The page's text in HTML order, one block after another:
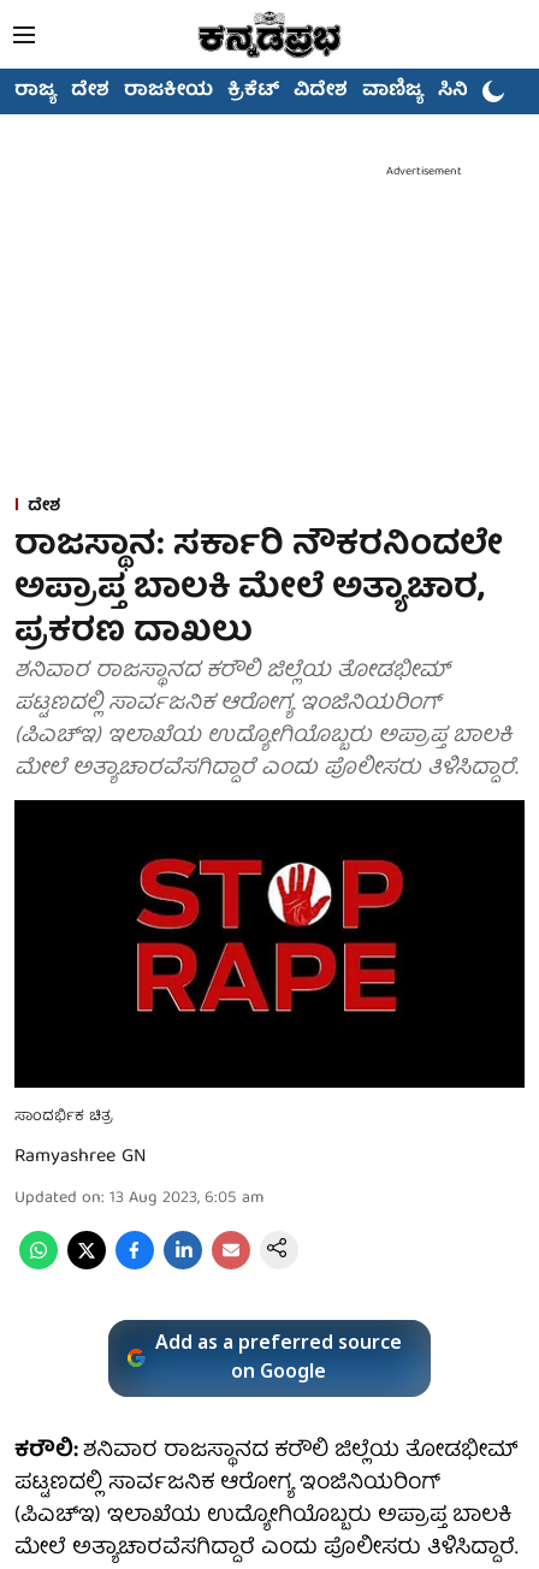
ರಾಜ್ಯ ದೇಶ ರಾಜಕೀಯ ಕ್ರಿಕೆಟ್ ವಿದೇಶ ವಾಣಿಜ್ಯ ಸಿನಿಮಾ
Advertisement
ದೇಶ
ರಾಜಸ್ಥಾನ: ಸರ್ಕಾರಿ ನೌಕರನಿಂದಲೇ
ಅಪ್ರಾಪ್ತ ಬಾಲಕಿ ಮೇಲೆ ಅತ್ಯಾಚಾರ,
ಪ್ರಕರಣ ದಾಖಲು
ಶನಿವಾರ ರಾಜಸ್ಥಾನದ ಕರೌಲಿ ಜಿಲ್ಲೆಯ ತೋಡಭೀಮ್
ಪಟ್ಟಣದಲ್ಲಿ ಸಾರ್ವಜನಿಕ ಆರೋಗ್ಯ ಇಂಜಿನಿಯರಿಂಗ್
(ಪಿಎಚ್‌ಇ) ಇಲಾಖೆಯ ಉದ್ಯೋಗಿಯೊಬ್ಬರು ಅಪ್ರಾಪ್ತ ಬಾಲಕಿ
ಮೇಲೆ ಅತ್ಯಾಚಾರವೆಸಗಿದ್ದಾರೆ ಎಂದು ಪೊಲೀಸರು ತಿಳಿಸಿದ್ದಾರೆ.
ಸಾಂದರ್ಭಿಕ ಚಿತ್ರ
Ramyashree GN
Updated on: 13 Aug 2023, 6:05 am
Add as a preferred source
on Google
ಕರೌಲಿ:ಶನಿವಾರ ರಾಜಸ್ಥಾನದ ಕರೌಲಿ ಜಿಲ್ಲೆಯ ತೋಡಭೀಮ್
ಪಟ್ಟಣದಲ್ಲಿ ಸಾರ್ವಜನಿಕ ಆರೋಗ್ಯ ಇಂಜಿನಿಯರಿಂಗ್
(ಪಿಎಚ್‌ಇ) ಇಲಾಖೆಯ ಉದ್ಯೋಗಿಯೊಬ್ಬರು ಅಪ್ರಾಪ್ತ ಬಾಲಕಿ
ಮೇಲೆ ಅತ್ಯಾಚಾರವೆಸಗಿದ್ದಾರೆ ಎಂದು ಪೊಲೀಸರು ತಿಳಿಸಿದ್ದಾರೆ.